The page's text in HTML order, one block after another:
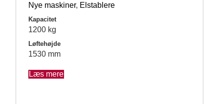
Nye maskiner, Elstablere
Kapacitet
1200 kg
Løftehøjde
1530 mm
Læs mere